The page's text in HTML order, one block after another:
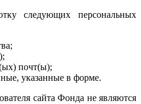
следующих персональных
почт(ы);
указанные в форме.
сайта Фонда не являются